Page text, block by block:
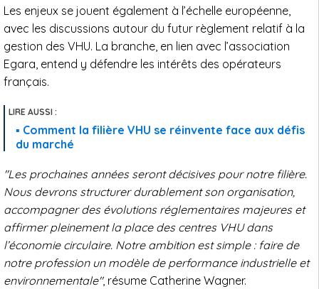
Les enjeux se jouent également à l’échelle européenne,
avec les discussions autour du futur règlement relatif à la
gestion des VHU. La branche, en lien avec l’association
Egara, entend y défendre les intérêts des opérateurs
français.
Comment la filière VHU se réinvente face aux défis
du marché
"Les prochaines années seront décisives pour notre filière.
Nous devrons structurer durablement son organisation,
accompagner des évolutions réglementaires majeures et
affirmer pleinement la place des centres VHU dans
l’économie circulaire. Notre ambition est simple : faire de
notre profession un modèle de performance industrielle et
environnementale", résume Catherine Wagner.